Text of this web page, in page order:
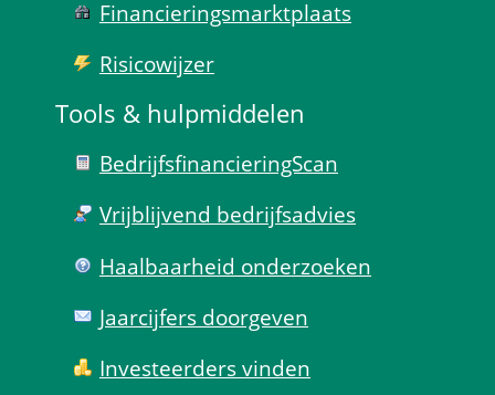
Financierings­markt­plaats
Risico­wijzer
Tools & hulp­middelen
Bedrijfsfinanciering­Scan
Vrijblijvend bedrijfs­advies
Haal­baar­heid onder­zoeken
Jaarcijfers doorgeven
Investeerders vinden